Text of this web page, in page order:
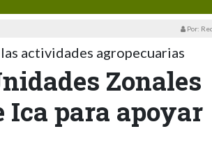
Por:
actividades agropecuarias
Zonales
Ica para apoyar